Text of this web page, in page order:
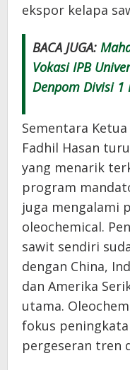
ekspor kelapa
BACA JUGA:
Vokasi IPB
Denpom Divisi 1
Sementara
Fadhil Hasan
yang menarik
program
juga mengalami
oleochemical.
sawit sendiri
dengan China,
dan Amerika
utama.
fokus
pergeseran tren